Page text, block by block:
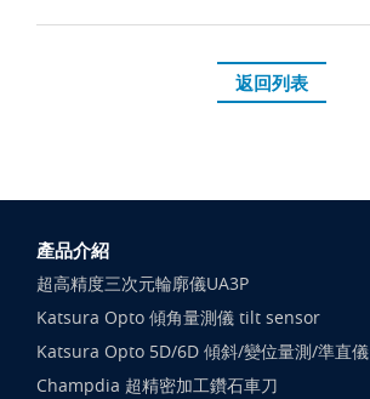
返回列表
產品介紹
超高精度三次元輪廓儀UA3P
Katsura Opto 傾角量測儀 tilt sensor
Katsura Opto 5D/6D 傾斜/變位量測/準直儀
Champdia 超精密加工鑽石車刀